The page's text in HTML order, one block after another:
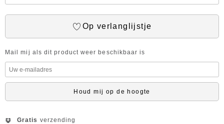
Op verlanglijstje
Mail mij als dit product weer beschikbaar is
Houd mij op de hoogte
Gratis verzending